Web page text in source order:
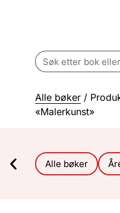
Search
for:
Alle bøker /
«Malerkunst»
Alle bøker